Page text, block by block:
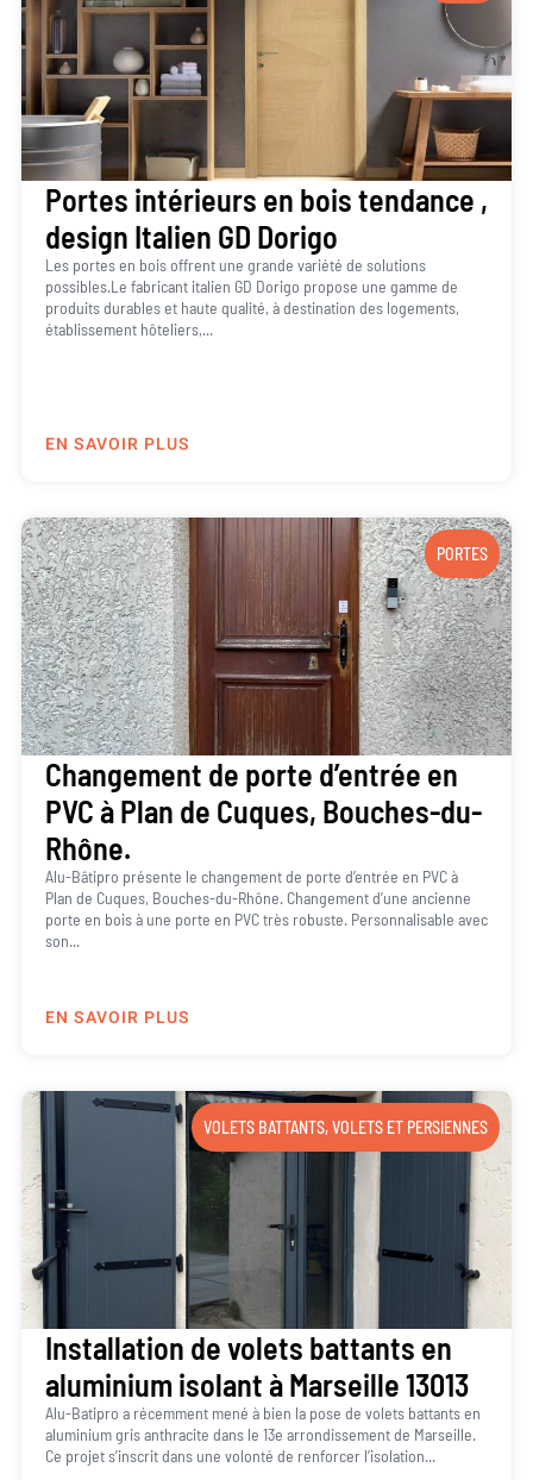
Portes intérieurs en bois tendance ,
design Italien GD Dorigo
Les portes en bois offrent une grande variété de solutions
possibles.Le fabricant italien GD Dorigo propose une gamme de
produits durables et haute qualité, à destination des logements,
établissement hôteliers,...
EN SAVOIR PLUS
PORTES
Changement de porte d’entrée en
PVC à Plan de Cuques, Bouches-du-
Rhône.
Alu-Bâtipro présente le changement de porte d’entrée en PVC à
Plan de Cuques, Bouches-du-Rhône. Changement d’une ancienne
porte en bois à une porte en PVC très robuste. Personnalisable avec
son...
EN SAVOIR PLUS
VOLETS BATTANTS,VOLETS ET PERSIENNES
Installation de volets battants en
aluminium isolant à Marseille 13013
Alu-Batipro a récemment mené à bien la pose de volets battants en
aluminium gris anthracite dans le 13e arrondissement de Marseille.
Ce projet s’inscrit dans une volonté de renforcer l’isolation...